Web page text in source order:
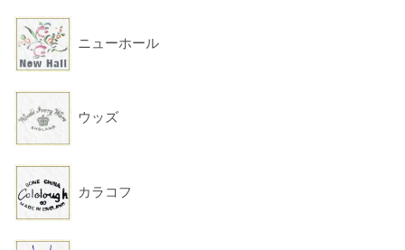
ニューホール
ウッズ
カラコフ